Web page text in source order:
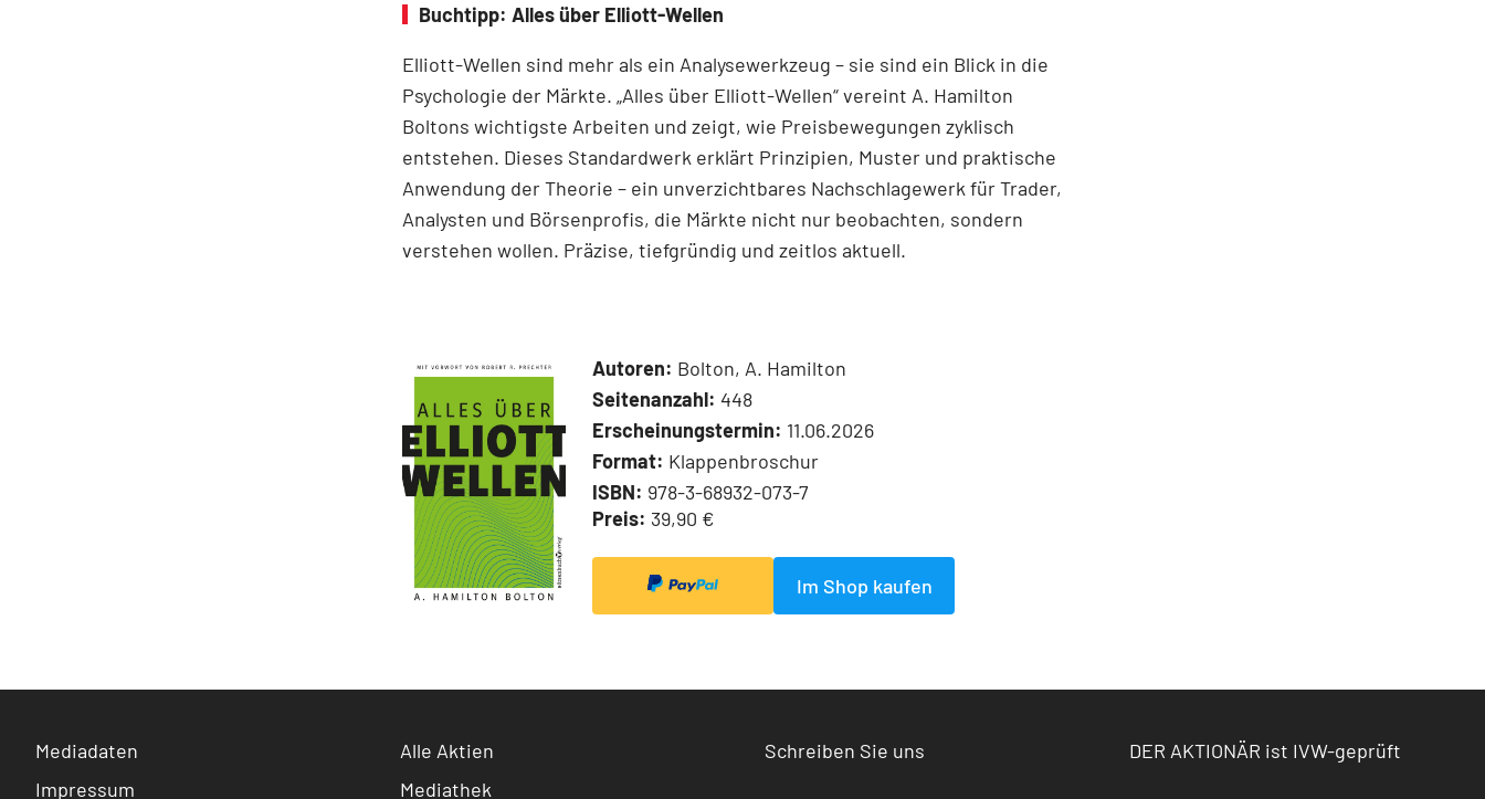
Buchtipp: Alles über Elliott-Wellen
Elliott-Wellen sind mehr als ein Analysewerkzeug – sie sind ein Blick in die
Psychologie der Märkte. „Alles über Elliott-Wellen“ vereint A. Hamilton
Boltons wichtigste Arbeiten und zeigt, wie Preisbewegungen zyklisch
entstehen. Dieses Standardwerk erklärt Prinzipien, Muster und praktische
Anwendung der Theorie – ein unverzichtbares Nachschlagewerk für Trader,
Analysten und Börsenprofis, die Märkte nicht nur beobachten, sondern
verstehen wollen. Präzise, tiefgründig und zeitlos aktuell.
Autoren: Bolton, A. Hamilton
Seitenanzahl: 448
Erscheinungstermin: 11.06.2026
Format: Klappenbroschur
ISBN: 978-3-68932-073-7
Preis: 39,90 €
Im Shop kaufen
Mediadaten
Impressum
Alle Aktien
Mediathek
Schreiben Sie uns DER AKTIONÄR ist IVW-geprüft